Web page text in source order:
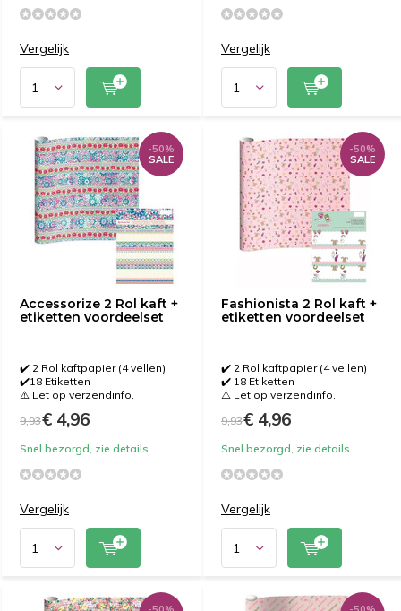
Vergelijk Vergelijk
Accessorize 2 Rol kaft +
etiketten voordeelset
-50%
SALE
✔️ 2 Rol kaftpapier (4 vellen)
✔️18 Etiketten
⚠️ Let op verzendinfo.
9,93€ 4,96
Snel bezorgd, zie details
Vergelijk
Fashionista 2 Rol kaft +
etiketten voordeelset
-50%
SALE
✔️ 2 Rol kaftpapier (4 vellen)
✔️ 18 Etiketten
⚠️ Let op verzendinfo.
9,93€ 4,96
Snel bezorgd, zie details
Vergelijk